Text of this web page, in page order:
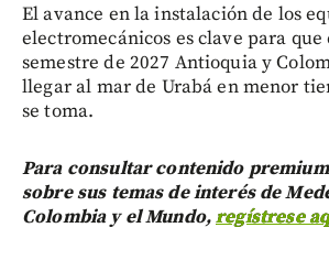
El avance en la instalación de los
electromecánicos es clave para que
semestre de 2027 Antioquia y
llegar al mar de Urabá en menor
se toma.
Para consultar contenido
sobre sus temas de interés de
Colombia y el Mundo,regístrese